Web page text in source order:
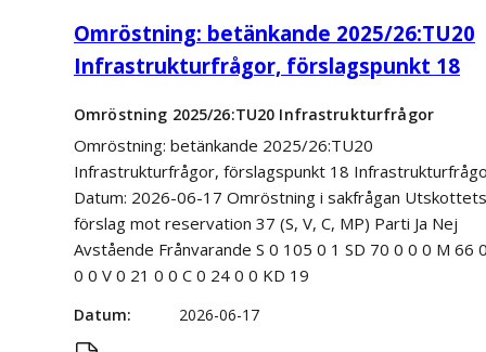
Omröstning: betänkande 2025/26:TU20
Infrastrukturfrågor, förslagspunkt 18
Omröstning 2025/26:TU20 Infrastrukturfrågor
Omröstning: betänkande 2025/26:TU20
Infrastrukturfrågor, förslagspunkt 18
Datum: 2026-06-17 Omröstning i sakfrågan Utskottets
förslag mot reservation 37 (S, V, C, MP) Parti Ja Nej
Avstående Frånvarande S 0 105 0 1 SD 70 0 0 0 M 66
0 0 V 0 21 0 0 C 0 24 0 0 KD 19
Datum 2026-06-17